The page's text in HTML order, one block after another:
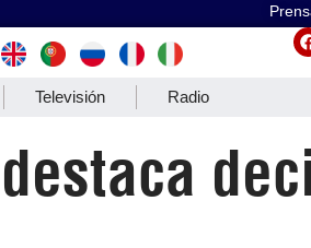
Televisión Radio